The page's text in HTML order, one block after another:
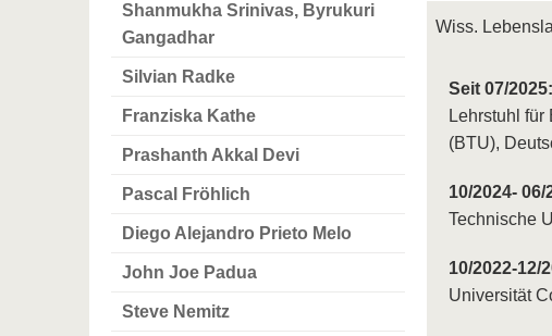
Shanmukha Srinivas, Byrukuri
Gangadhar
Silvian Radke
Franziska Kathe
Prashanth Akkal Devi
Pascal Fröhlich
Diego Alejandro Prieto Melo
John Joe Padua
Steve Nemitz
Wiss.
Seit 07/2025:
Lehrstuhl
(BTU),
10/2024- 06/
Technische
10/2022-12/
Universität